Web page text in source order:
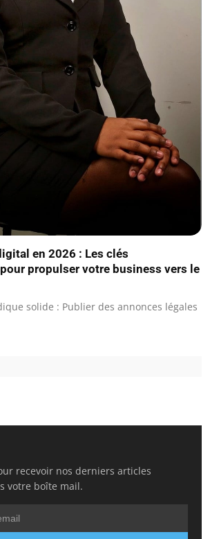
en 2026 : Les clés
propulser votre business vers le
solide : Publier des annonces légales
recevoir nos derniers articles
votre boîte mail.